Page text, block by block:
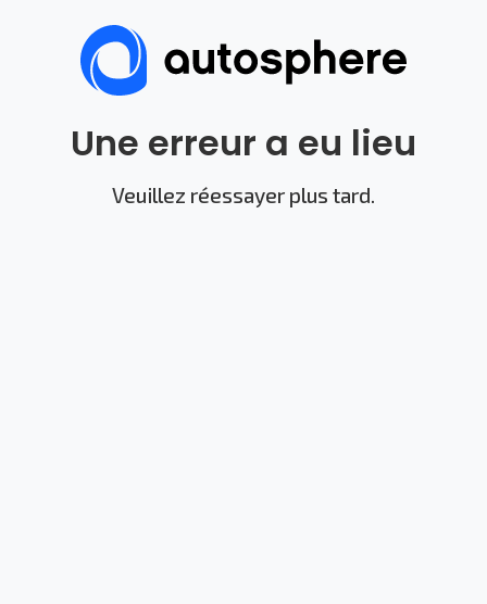
Une erreur a eu lieu
Veuillez réessayer plus tard.